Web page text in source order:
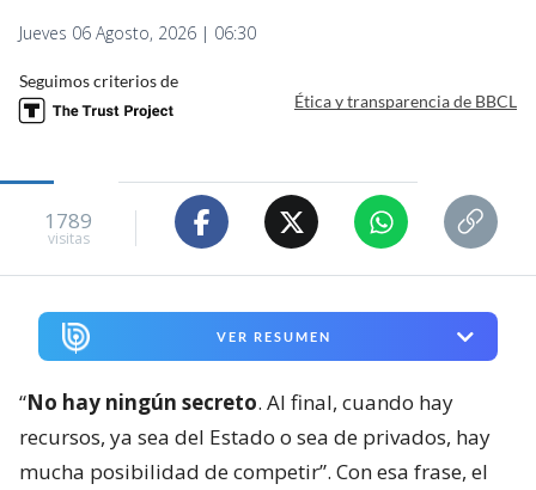
Jueves 06 Agosto, 2026 | 06:30
Seguimos criterios de
Ética y transparencia de BBCL
1789
visitas
VER RESUMEN
“No hay ningún secreto. Al final, cuando hay
recursos, ya sea del Estado o sea de privados, hay
mucha posibilidad de competir”. Con esa frase, el